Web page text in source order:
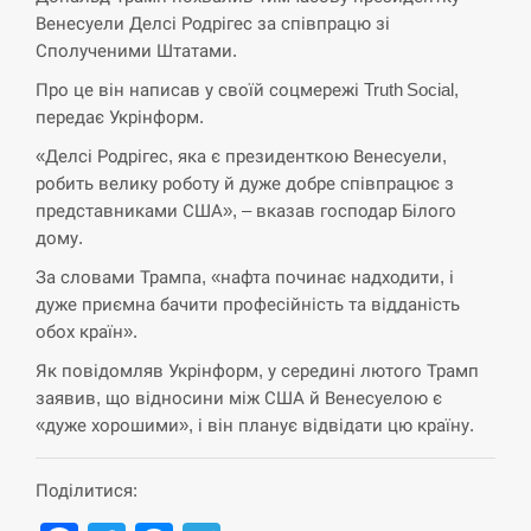
СЕРПЕНЬ
14:53
Экс-послу в США Стефанишиной вручили новое
подозрение и избирают меру…
СЕРПЕНЬ
У Росії розгортається ракетний підрозділ КНДР –
Reuters
14:23
хотя у партнеров они…
СЕРПЕНЬ
14:10
У Румунії затоплять чотири баржі для
Венесуели Делсі Родрігес за співпрацю зі
Сполученими Штатами.
Про це він написав у своїй соцмережі Truth Social,
передає Укрінформ.
«Делсі Родрігес, яка є президенткою Венесуели,
робить велику роботу й дуже добре співпрацює з
представниками США», – вказав господар Білого
дому.
За словами Трампа, «нафта починає надходити, і
дуже приємна бачити професійність та відданість
обох країн».
Як повідомляв Укрінформ, у середині лютого Трамп
заявив, що відносини між США й Венесуелою є
«дуже хорошими», і він планує відвідати цю країну.
Поділитися: